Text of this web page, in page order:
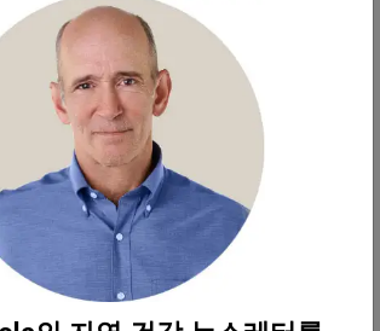
에 저장되기 때문에 체내에서 활용
줄어들고, 그 결과 비타민 D 수치가
우가 많다.
순환을 만든다. 비타민 D가 부족하
고 면역 조절이 원활하지 않아 건선
군, 심혈관 질환 같은 동반 질환도
있다. 연구에 따르면 비타민 D 수치가
질환의 위험이 낮아지는 경향이 있